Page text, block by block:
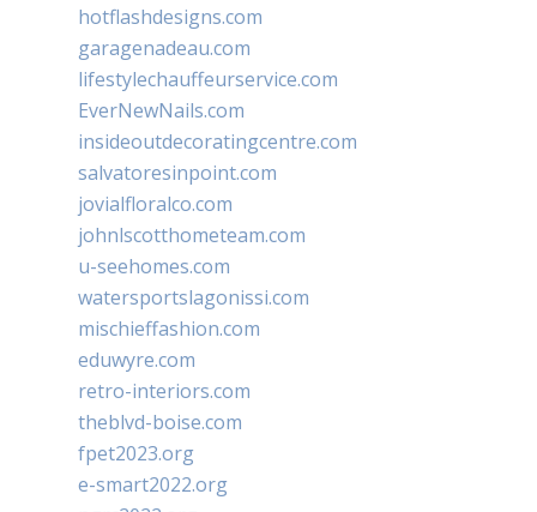
hotflashdesigns.com
garagenadeau.com
lifestylechauffeurservice.com
EverNewNails.com
insideoutdecoratingcentre.com
salvatoresinpoint.com
jovialfloralco.com
johnlscotthometeam.com
u-seehomes.com
watersportslagonissi.com
mischieffashion.com
eduwyre.com
retro-interiors.com
theblvd-boise.com
fpet2023.org
e-smart2022.org